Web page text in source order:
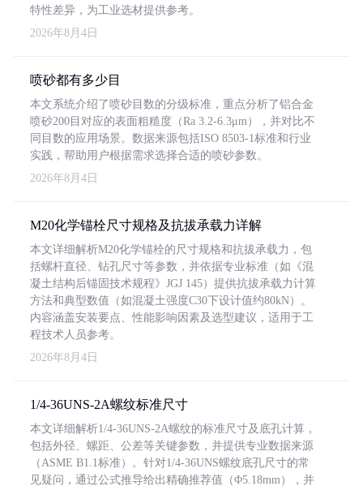
特性差异，为工业选材提供参考。
2026年8月4日
喷砂都有多少目
本文系统介绍了喷砂目数的分级标准，重点分析了铝合金
喷砂200目对应的表面粗糙度（Ra 3.2-6.3μm），并对比不
同目数的应用场景。数据来源包括ISO 8503-1标准和行业
实践，帮助用户根据需求选择合适的喷砂参数。
2026年8月4日
M20化学锚栓尺寸规格及抗拔承载力详解
本文详细解析M20化学锚栓的尺寸规格和抗拔承载力，包
括螺杆直径、钻孔尺寸等参数，并依据专业标准（如《混
凝土结构后锚固技术规程》JGJ 145）提供抗拔承载力计算
方法和典型数值（如混凝土强度C30下设计值约80kN）。
内容涵盖安装要点、性能影响因素及选型建议，适用于工
程技术人员参考。
2026年8月4日
1/4-36UNS-2A螺纹标准尺寸
本文详细解析1/4-36UNS-2A螺纹的标准尺寸及底孔计算，
包括外径、螺距、公差等关键参数，并提供专业数据来源
（ASME B1.1标准）。针对1/4-36UNS螺纹底孔尺寸的常
见疑问，通过公式推导给出精确推荐值（Φ5.18mm），并